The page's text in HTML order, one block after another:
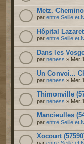
Metz.
par entre Seille et
Hôpital
par entre Seille et
Dans les
par neness » Mer
Un Convoi...
par neness » Mer
Thimonville
par neness » Mer
Mancieulles
par entre Seille et
Xocourt
par entre Seille et